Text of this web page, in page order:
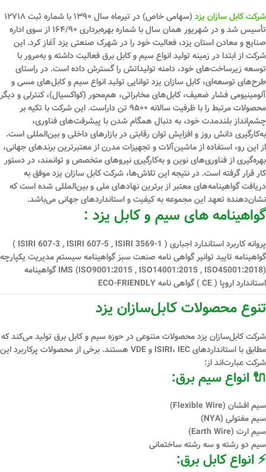
شرکت کابل سازان یزد
(سهامی خاص) در تیرماه سال ۱۳۹۰ با شماره ثبت ۱۲۷۱۸
تأسیس شد و در شهریور همان سال با شماره بهره‌برداری ۱۶۴/۹۰ از سوی اداره
صنایع و معادن استان یزد، فعالیت خود را در شهرک صنعتی یزد آغاز کرد. این
شرکت از ابتدا در زمینه تولید انواع سیم و کابل برق فعالیت داشته و به‌مرور با
توسعه زیرساخت‌های خود، دامنه تولیداتش را گسترش داده است. در راستای
طرح‌های توسعه‌ای، کابل سازان یزد توانایی تولید انواع سیم و کابل‌های مسی و
آلومینیومی فشار ضعیف، کابل‌های مخابراتی، هم‌محور (کواکسیال)، کنترلی و دیگر
محصولات مرتبط را با ظرفیت سالانه ۹۵۰۰ تن داراست. این شرکت با تکیه بر
چشم‌انداز بلندمدت خود، به دنبال همگام شدن با پیشرفت‌های فناوری،
به‌کارگیری دانش روز و افزایش توان رقابتی در بازارهای داخلی و بین‌المللی است.
از این رو، استفاده از ماشین‌آلات و تجهیزات مدرن از معتبرترین برندهای جهانی،
بهره‌گیری از فناوری‌های نوین و به‌کارگیری نیروهای متخصص و توانمند، در دستور
کار قرار گرفته است. در نتیجه این تلاش‌ها، شرکت کابل سازان یزد موفق به
دریافت گواهینامه‌های معتبر از برترین نهادهای ملی و بین‌المللی شده است که
نشان‌دهنده تعهد این مجموعه به کیفیت و استانداردهای جهانی می‌باشد.
گواهینامه های سیم و کابل یزد :
پروانه کاربرد استاندارد اجباری ( ISIRI 607-3 , ISIRI 607-5 , ISIRI 3569-1 )
گواهینامه تایید توانیر گواهی نامه صنعت سبز گواهینامه سیستم مدیریت یكپارچه
IMS (ISO9001:2015 , ISO14001:2015 , ISO45001:2018) گواهینامه
استاندارد اروپا ( CE ) گواهی نامه ECO-FRIENDLY
تنوع محصولات کابل‌سازان یزد
شرکت کابل‌سازان یزد محصولات متنوعی در حوزه سیم و کابل برق تولید می‌کند که
مطابق با استانداردهایISIRI، IEC و VDE
هستند. برخی از محصولات پرکاربرد این
شرکت عبارت‌اند از:
🔌 انواع سیم برق:
سیم افشان (Flexible Wire)
سیم مفتولی (NYA)
سیم ارت (Earth Wire)
سیم دو رشته و سه رشته ساختمانی
⚡ انواع کابل برق: